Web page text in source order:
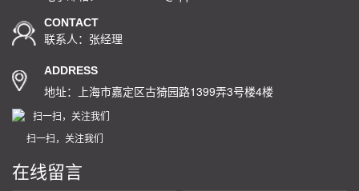
CONTACT
联系人：张经理
ADDRESS
地址：上海市嘉定区古猗园路1399弄3号楼4楼
扫一扫，关注我们
在线留言